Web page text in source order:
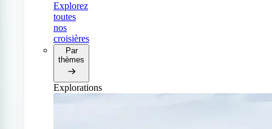
Explorez
toutes
nos
croisières
Par
thèmes
Explorations